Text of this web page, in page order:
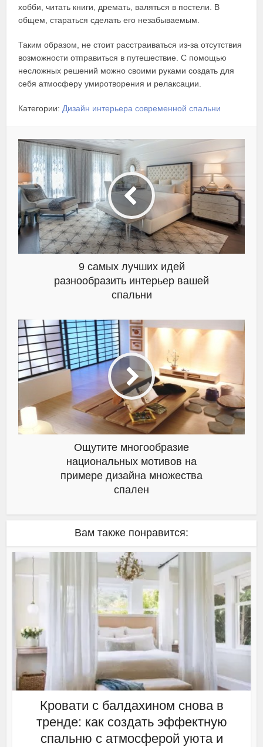
хобби, читать книги, дремать, валяться в постели. В
общем, стараться сделать его незабываемым.
Таким образом, не стоит расстраиваться из-за отсутствия
возможности отправиться в путешествие. С помощью
несложных решений можно своими руками создать для
себя атмосферу умиротворения и релаксации.
Категории: Дизайн интерьера современной спальни
9 самых лучших идей
разнообразить интерьер вашей
спальни
Ощутите многообразие
национальных мотивов на
примере дизайна множества
спален
Вам также понравится:
Кровати с балдахином снова в
тренде: как создать эффектную
спальню с атмосферой уюта и